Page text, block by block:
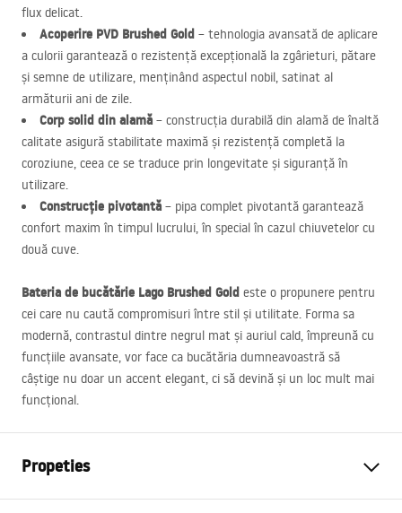
flux delicat.
Acoperire PVD Brushed Gold – tehnologia avansată de aplicare
a culorii garantează o rezistență excepțională la zgârieturi, pătare
și semne de utilizare, menținând aspectul nobil, satinat al
armăturii ani de zile.
Corp solid din alamă – construcția durabilă din alamă de înaltă
calitate asigură stabilitate maximă și rezistență completă la
coroziune, ceea ce se traduce prin longevitate și siguranță în
utilizare.
Construcție pivotantă – pipa complet pivotantă garantează
confort maxim în timpul lucrului, în special în cazul chiuvetelor cu
două cuve.
Bateria de bucătărie Lago Brushed Gold este o propunere pentru
cei care nu caută compromisuri între stil și utilitate. Forma sa
modernă, contrastul dintre negrul mat și auriul cald, împreună cu
funcțiile avansate, vor face ca bucătăria dumneavoastră să
câștige nu doar un accent elegant, ci să devină și un loc mult mai
funcțional.
Propeties